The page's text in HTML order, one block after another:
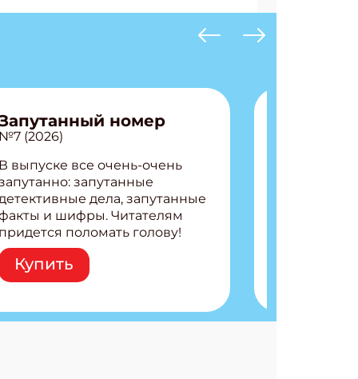
номер
(2026)
выпуске все очень-очень
запутанные
дела, запутанные
и шифры. Читателям
поломать голову!
Шифры и
Плетем
поделки
коды 3 комикса
Купить